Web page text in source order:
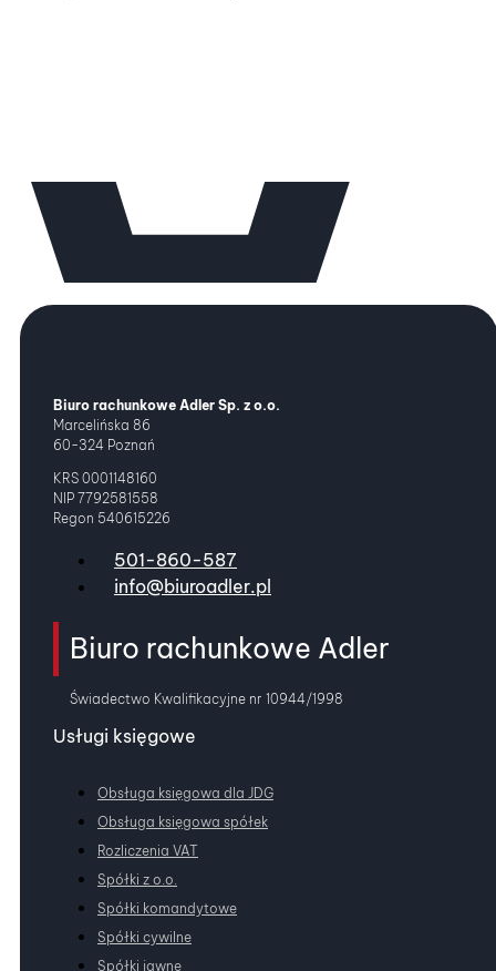
Biuro rachunkowe Adler Sp. z o.o.
Marcelińska 86
60-324 Poznań
KRS 0001148160
NIP 7792581558
Regon 540615226
501-860-587
info@biuroadler.pl
Biuro rachunkowe Adler
Świadectwo Kwalifikacyjne nr 10944/1998
Usługi księgowe
Obsługa księgowa dla JDG
Obsługa księgowa spółek
Rozliczenia VAT
Spółki z o.o.
Spółki komandytowe
Spółki cywilne
Spółki jawne